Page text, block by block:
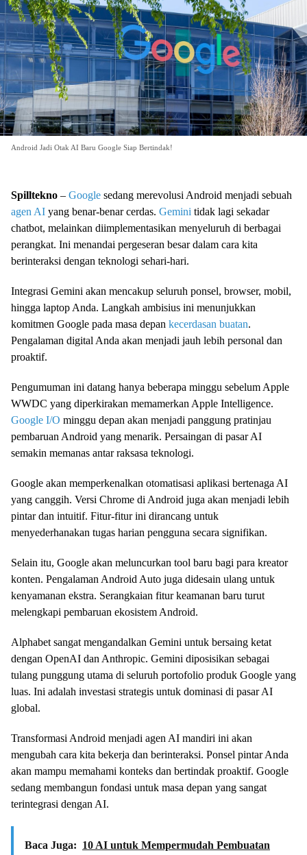
Android Jadi Otak AI Baru Google Siap Bertindak!
Spilltekno – Google sedang merevolusi Android menjadi sebuah
agen AI yang benar-benar cerdas. Gemini tidak lagi sekadar
chatbot, melainkan diimplementasikan menyeluruh di berbagai
perangkat. Ini menandai pergeseran besar dalam cara kita
berinteraksi dengan teknologi sehari-hari.
Integrasi Gemini akan mencakup seluruh ponsel, browser, mobil,
hingga laptop Anda. Langkah ambisius ini menunjukkan
komitmen Google pada masa depan kecerdasan buatan.
Pengalaman digital Anda akan menjadi jauh lebih personal dan
proaktif.
Pengumuman ini datang hanya beberapa minggu sebelum Apple
WWDC yang diperkirakan memamerkan Apple Intelligence.
Google I/O minggu depan akan menjadi panggung pratinjau
pembaruan Android yang menarik. Persaingan di pasar AI
semakin memanas antar raksasa teknologi.
Google akan memperkenalkan otomatisasi aplikasi bertenaga AI
yang canggih. Versi Chrome di Android juga akan menjadi lebih
pintar dan intuitif. Fitur-fitur ini dirancang untuk
menyederhanakan tugas harian pengguna secara signifikan.
Selain itu, Google akan meluncurkan tool baru bagi para kreator
konten. Pengalaman Android Auto juga didesain ulang untuk
kenyamanan ekstra. Serangkaian fitur keamanan baru turut
melengkapi pembaruan ekosistem Android.
Alphabet sangat mengandalkan Gemini untuk bersaing ketat
dengan OpenAI dan Anthropic. Gemini diposisikan sebagai
tulang punggung utama di seluruh portofolio produk Google yang
luas. Ini adalah investasi strategis untuk dominasi di pasar AI
global.
Transformasi Android menjadi agen AI mandiri ini akan
mengubah cara kita bekerja dan berinteraksi. Ponsel pintar Anda
akan mampu memahami konteks dan bertindak proaktif. Google
sedang membangun fondasi untuk masa depan yang sangat
terintegrasi dengan AI.
Baca Juga: 10 AI untuk Mempermudah Pembuatan